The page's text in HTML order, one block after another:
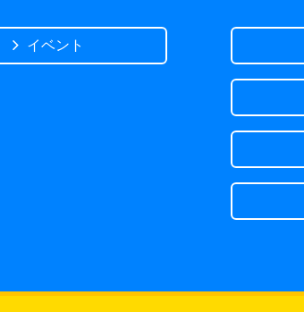
イベント